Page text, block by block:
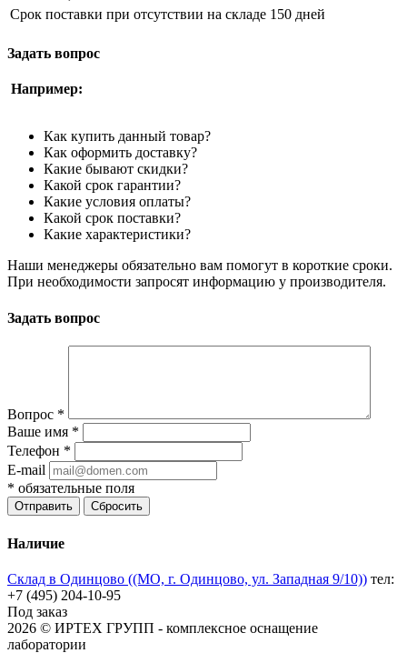
Срок поставки при отсутствии на складе 150 дней
Задать вопрос
Например:
Как купить данный товар?
Как оформить доставку?
Какие бывают скидки?
Какой срок гарантии?
Какие условия оплаты?
Какой срок поставки?
Какие характеристики?
Наши менеджеры обязательно вам помогут в короткие сроки.
При необходимости запросят информацию у производителя.
Задать вопрос
Вопрос *
Ваше имя *
Телефон *
E-mail
* обязательные поля
Отправить Сбросить
Наличие
Склад в Одинцово ((МО, г. Одинцово, ул. Западная 9/10)) тел:
+7 (495) 204-10-95
Под заказ
2026 © ИРТЕХ ГРУПП - комплексное оснащение
лаборатории